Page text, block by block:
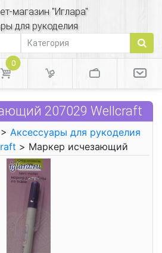
магазин "Иглара"
для рукоделия
0
207029 Wellcraft
> Аксессуары для рукоделия
> Маркер исчезающий